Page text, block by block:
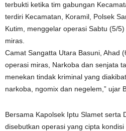
terbukti ketika tim gabungan
terdiri Kecamatan, Koramil, Polsek
Kutim, menggelar operasi Sabtu (5/
miras.
Camat Sangatta Utara Basuni, Ahad
operasi miras, Narkoba dan senjata
menekan tindak kriminal yang
narkoba, ngomix dan negelem,” ujar
Bersama Kapolsek Iptu Slamet serta
disebutkan operasi yang cipta